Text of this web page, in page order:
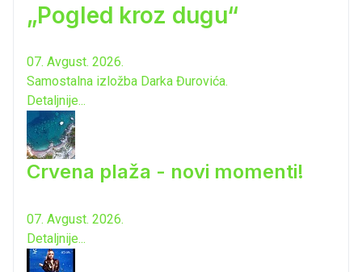
„Pogled kroz dugu“
07. Avgust. 2026.
Samostalna izložba Darka Đurovića.
Detaljnije...
Crvena plaža - novi momenti!
07. Avgust. 2026.
Detaljnije...